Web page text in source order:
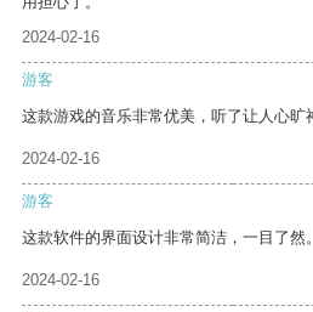
2024-02-16
游客
这款游戏的音乐非常优美，听了让人心旷
2024-02-16
游客
这款软件的界面设计非常简洁，一目了然。
2024-02-16